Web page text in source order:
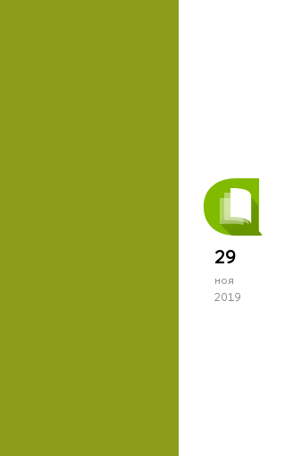
29
ноя
2019